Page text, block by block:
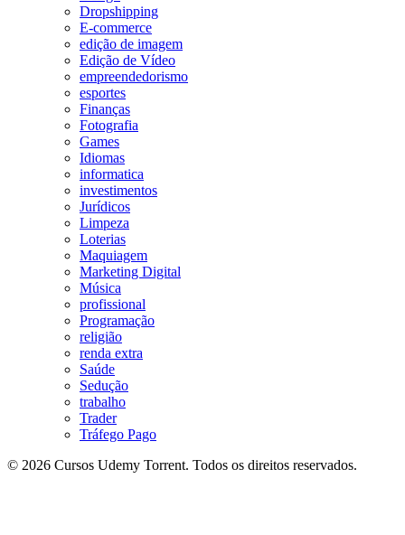
Dropshipping
E-commerce
edição de imagem
Edição de Vídeo
empreendedorismo
esportes
Finanças
Fotografia
Games
Idiomas
informatica
investimentos
Jurídicos
Limpeza
Loterias
Maquiagem
Marketing Digital
Música
profissional
Programação
religião
renda extra
Saúde
Sedução
trabalho
Trader
Tráfego Pago
© 2026 Cursos Udemy Torrent. Todos os direitos reservados.